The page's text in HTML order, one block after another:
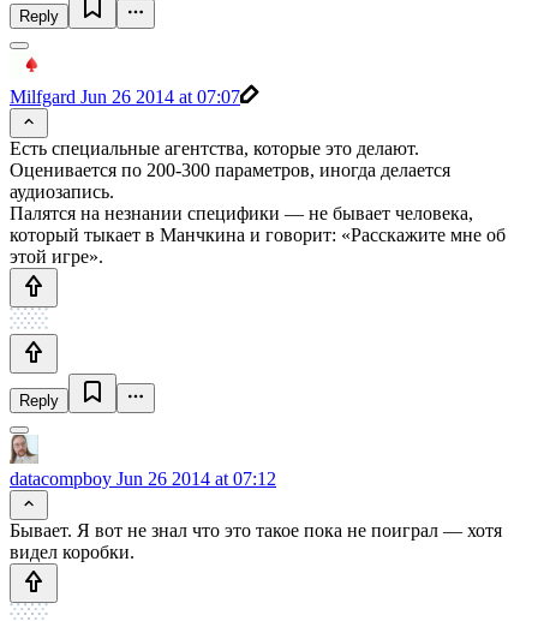
Reply
Milfgard Jun 26 2014 at 07:07
Есть специальные агентства, которые это делают.
Оценивается по 200-300 параметров, иногда делается
аудиозапись.
Палятся на незнании специфики — не бывает человека,
который тыкает в Манчкина и говорит: «Расскажите мне об
этой игре».
Reply
datacompboy Jun 26 2014 at 07:12
Бывает. Я вот не знал что это такое пока не поиграл — хотя
видел коробки.